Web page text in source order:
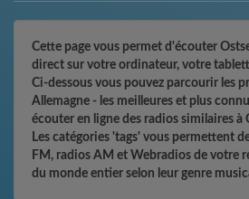
Cette page vous permet d'écouter
direct sur votre ordinateur, votre
Ci-dessous vous pouvez parcourir les
Allemagne - les meilleures et plus
écouter en ligne des radios similaires à
Les catégories 'tags' vous permettent
FM, radios AM et Webradios de votre
du monde entier selon leur genre